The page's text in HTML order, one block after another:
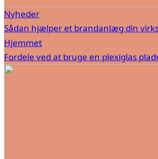
Nyheder
Sådan hjælper et brandanlæg din
Hjemmet
Fordele ved at bruge en plexiglas